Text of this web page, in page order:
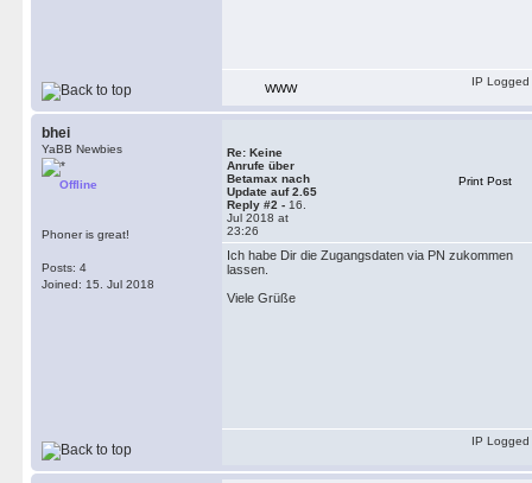
WWW
IP Logged
bhei
YaBB Newbies
Offline
Phoner is great!
Posts: 4
Joined: 15. Jul 2018
Re: Keine
Anrufe über
Betamax nach
Update auf 2.65
Reply #2 - 16.
Jul 2018 at
23:26
Print Post
Ich habe Dir die Zugangsdaten via PN zukommen
lassen.
Viele Grüße
IP Logged